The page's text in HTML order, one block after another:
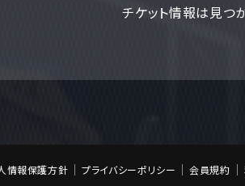
チケット情報は見つ
情報保護方針 プライバシーポリシー 会員規約